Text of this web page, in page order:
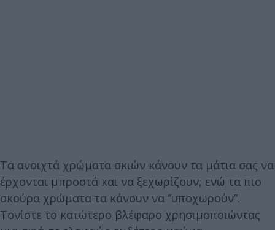
Τα ανοιχτά χρώματα σκιών κάνουν τα μάτια σας να
έρχονται μπροστά και να ξεχωρίζουν, ενώ τα πιο
σκούρα χρώματα τα κάνουν να ‘’υποχωρούν’’.
Τονίστε το κατώτερο βλέφαρο χρησιμοποιώντας